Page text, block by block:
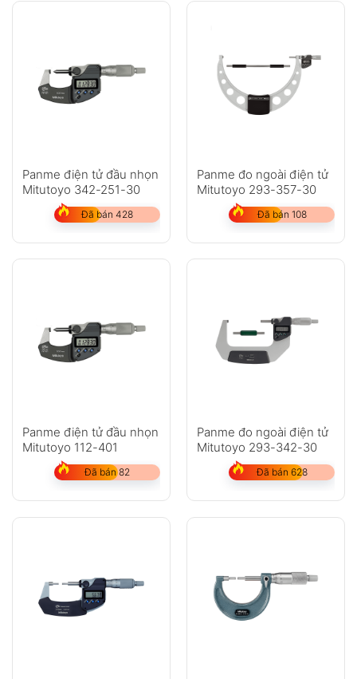
Panme điện tử đầu nhọn
Mitutoyo 342-251-30
Đã bán 428
Panme đo ngoài điện tử
Mitutoyo 293-357-30
Đã bán 108
Panme điện tử đầu nhọn
Mitutoyo 112-401
Đã bán 82
Panme đo ngoài điện tử
Mitutoyo 293-342-30
Đã bán 628